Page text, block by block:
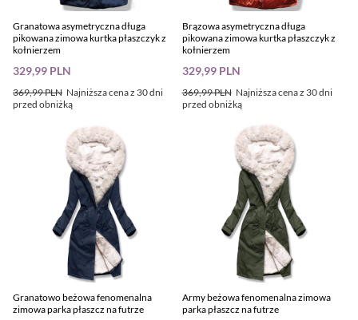
Granatowa asymetryczna długa
pikowana zimowa kurtka płaszczyk z
kołnierzem
369,99 PLN Najniższa cena z 30 dni
przed obniżką
329,99 PLN
Brązowa asymetryczna długa
pikowana zimowa kurtka płaszczyk z
kołnierzem
369,99 PLN Najniższa cena z 30 dni
przed obniżką
329,99 PLN
Granatowo beżowa fenomenalna
zimowa parka płaszcz na futrze
Army beżowa fenomenalna zimowa
parka płaszcz na futrze